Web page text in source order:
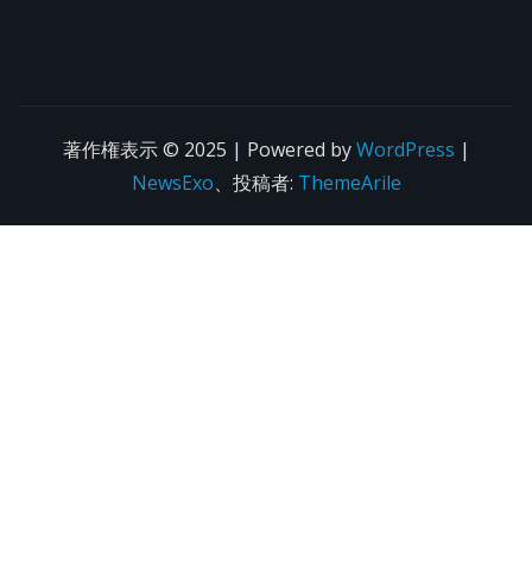
著作権表示 © 2025 | Powered byWordPress |
NewsExo、投稿者: ThemeArile